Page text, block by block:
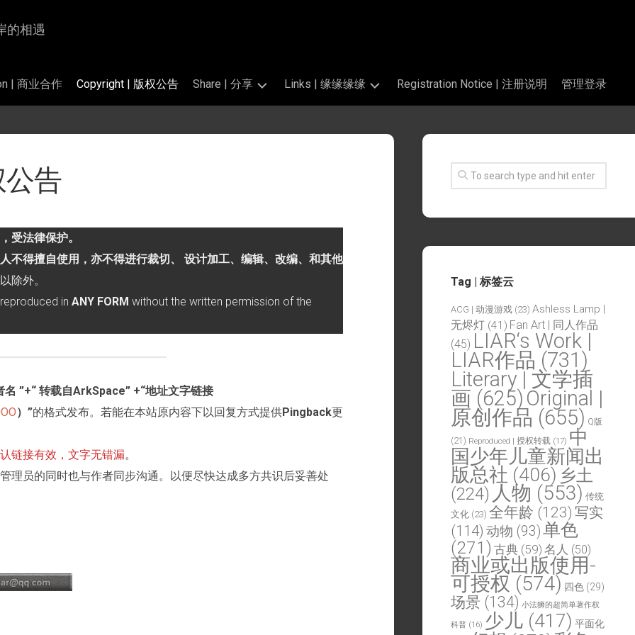
的相遇
| 商业合作 Copyright | 版权公告 Share | 分享
Perfume
香
沙
|
授
权
法
的
著
Links | 缘缘缘缘
和
Registration Notice | 注册说明 管理登录
公告
受法律保护。
不得擅自使用，亦不得进行裁切、 设计加工、编辑、改编、和其他
除外。
in ANY FORM without the written permission of the
名 ”+“ 转载自ArkSpace” +“地址文字链接
）”的格式发布。若能在本站原内容下以回复方式提供Pingback更
链接有效，文字无错漏。
理员的同时也与作者同步沟通。以便尽快达成多方共识后妥善处
Tag | 标签云
ACG | 动漫游戏 (23) Ashless Lamp |
无烬灯 (41) Fan Art | 同人作品
(45) LIAR‘s Work |
LIAR作品 (731)
Literary | 文学插
画 (625) Original |
原创作品 (655) Q版
(21) Reproduced | 授权转载 (17) 中
国少年儿童新闻出
版总社 (406) 乡土
(224) 人物 (553) 传统
文化 (23) 全年龄 (123) 写实
(114) 动物 (93)单色
(271) 古典 (59) 名人 (50)
商业或出版使用-
可授权 (574) 四色 (29)
场景 (134) 小法狮的超简单著作权
科普 (16) 少儿 (417) 平面化